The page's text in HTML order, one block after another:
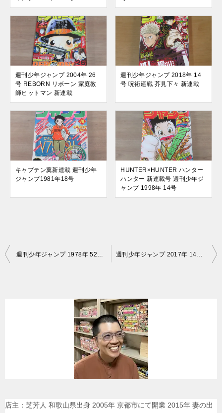
週刊少年ジャンプ 2004年 26
号 REBORN リボーン 家庭教
師ヒットマン 新連載
週刊少年ジャンプ 2018年 14
号 呪術廻戦 芥見下々 新連載
キャプテン翼新連載 週刊少年
ジャンプ1981年18号
HUNTER×HUNTER ハンター
ハンター 新連載号 週刊少年ジ
ャンプ 1998年 14号
投
週刊少年ジャンプ 1978年 52号 ワンダー・アイランド 鳥山明 読切 週刊少年ジャンプ 2017年 14号 Dr.STONE ドクターストーン 新連載
店主：芝芳人 和歌山県出身 2005年 京都市にて開業 2015年 妻の出